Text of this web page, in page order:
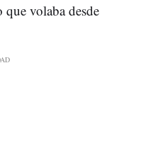
volaba desde